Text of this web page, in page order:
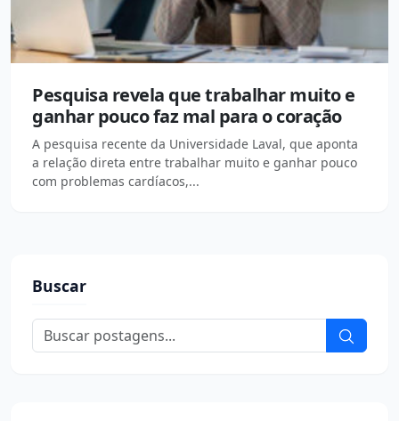
Pesquisa revela que trabalhar muito e
ganhar pouco faz mal para o coração
A pesquisa recente da Universidade Laval, que aponta
a relação direta entre trabalhar muito e ganhar pouco
com problemas cardíacos,...
Buscar